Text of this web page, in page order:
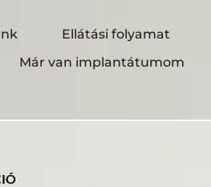
Ellátási folyamat
Már van implantátumom